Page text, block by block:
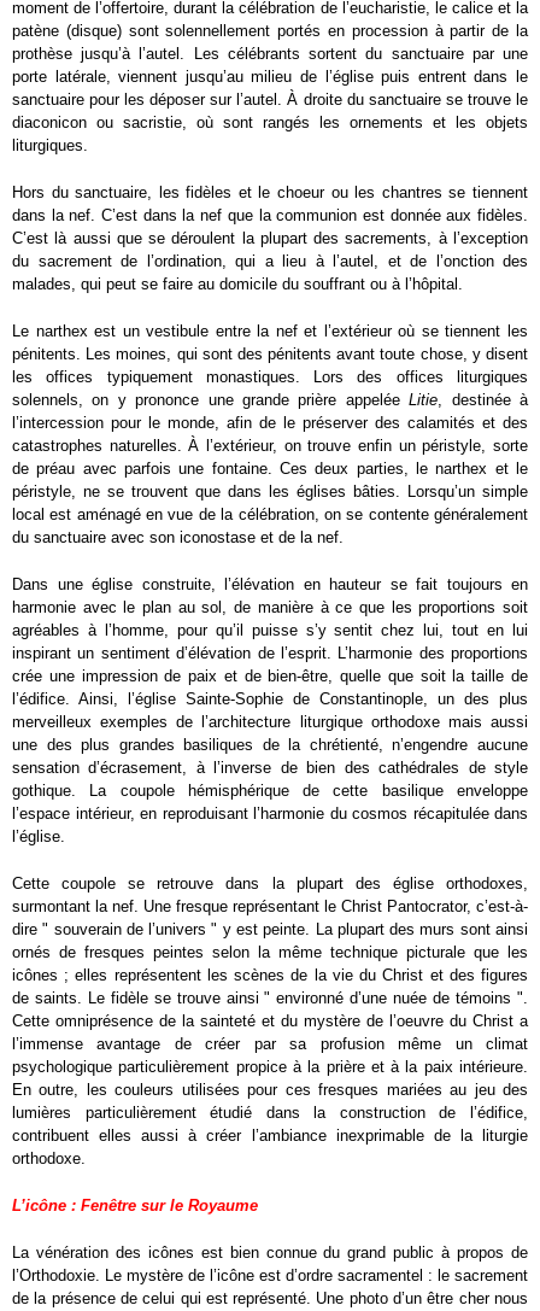
moment de l’offertoire, durant la célébration de l’eucharistie, le calice et la
patène (disque) sont solennellement portés en procession à partir de la
prothèse jusqu’à l’autel. Les célébrants sortent du sanctuaire par une
porte latérale, viennent jusqu’au milieu de l’église puis entrent dans le
sanctuaire pour les déposer sur l’autel. À droite du sanctuaire se trouve le
diaconicon ou sacristie, où sont rangés les ornements et les objets
liturgiques.
Hors du sanctuaire, les fidèles et le choeur ou les chantres se tiennent
dans la nef. C’est dans la nef que la communion est donnée aux fidèles.
C’est là aussi que se déroulent la plupart des sacrements, à l’exception
du sacrement de l’ordination, qui a lieu à l’autel, et de l’onction des
malades, qui peut se faire au domicile du souffrant ou à l’hôpital.
Le narthex est un vestibule entre la nef et l’extérieur où se tiennent les
pénitents. Les moines, qui sont des pénitents avant toute chose, y disent
les offices typiquement monastiques. Lors des offices liturgiques
solennels, on y prononce une grande prière appeléeLitie, destinée à
l’intercession pour le monde, afin de le préserver des calamités et des
catastrophes naturelles. À l’extérieur, on trouve enfin un péristyle, sorte
de préau avec parfois une fontaine. Ces deux parties, le narthex et le
péristyle, ne se trouvent que dans les églises bâties. Lorsqu’un simple
local est aménagé en vue de la célébration, on se contente généralement
du sanctuaire avec son iconostase et de la nef.
Dans une église construite, l’élévation en hauteur se fait toujours en
harmonie avec le plan au sol, de manière à ce que les proportions soit
agréables à l’homme, pour qu’il puisse s’y sentit chez lui, tout en lui
inspirant un sentiment d’élévation de l’esprit. L’harmonie des proportions
crée une impression de paix et de bien-être, quelle que soit la taille de
l’édifice. Ainsi, l’église Sainte-Sophie de Constantinople, un des plus
merveilleux exemples de l’architecture liturgique orthodoxe mais aussi
une des plus grandes basiliques de la chrétienté, n’engendre aucune
sensation d’écrasement, à l’inverse de bien des cathédrales de style
gothique. La coupole hémisphérique de cette basilique enveloppe
l’espace intérieur, en reproduisant l’harmonie du cosmos récapitulée dans
l’église.
Cette coupole se retrouve dans la plupart des église orthodoxes,
surmontant la nef. Une fresque représentant le Christ Pantocrator, c’est-à-
dire " souverain de l’univers " y est peinte. La plupart des murs sont ainsi
ornés de fresques peintes selon la même technique picturale que les
icônes ; elles représentent les scènes de la vie du Christ et des figures
de saints. Le fidèle se trouve ainsi " environné d’une nuée de témoins ".
Cette omniprésence de la sainteté et du mystère de l’oeuvre du Christ a
l’immense avantage de créer par sa profusion même un climat
psychologique particulièrement propice à la prière et à la paix intérieure.
En outre, les couleurs utilisées pour ces fresques mariées au jeu des
lumières particulièrement étudié dans la construction de l’édifice,
contribuent elles aussi à créer l’ambiance inexprimable de la liturgie
orthodoxe.
L’icône : Fenêtre sur le Royaume
La vénération des icônes est bien connue du grand public à propos de
l’Orthodoxie. Le mystère de l’icône est d’ordre sacramentel : le sacrement
de la présence de celui qui est représenté. Une photo d’un être cher nous